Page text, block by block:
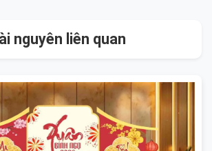
nguyên liên quan